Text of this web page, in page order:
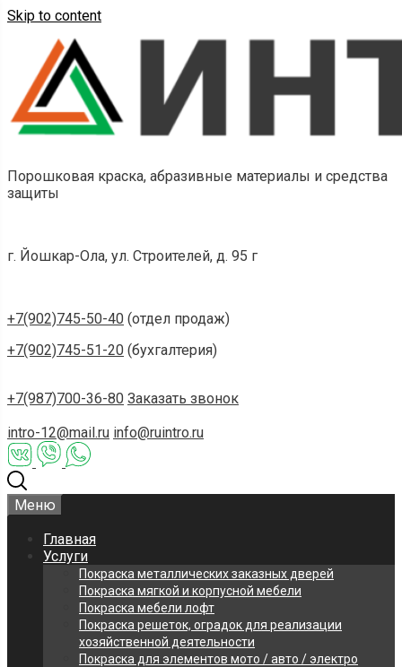
Skip to content
Порошковая краска, абразивные материалы и средства
защиты
г. Йошкар-Ола, ул. Строителей, д. 95 г
+7(902)745-50-40 (отдел продаж)
+7(902)745-51-20 (бухгалтерия)
+7(987)700-36-80 Заказать звонок
intro-12@mail.ru info@ruintro.ru
Меню
Главная
Услуги
Покраска металлических заказных дверей
Покраска мягкой и корпусной мебели
Покраска мебели лофт
Покраска решеток, оградок для реализации
хозяйственной деятельности
Покраска для элементов мото / авто / электро